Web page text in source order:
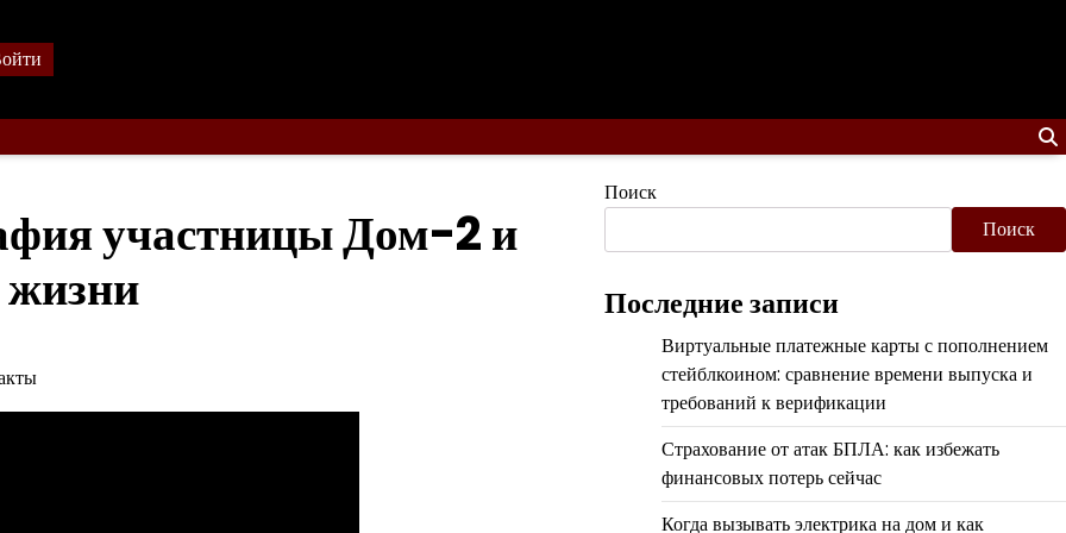
участницы Дом-2 и
Поиск
Поиск
Последние записи
Виртуальные платежные карты с пополнением
стейблкоином: сравнение времени выпуска и
требований к верификации
Страхование от атак БПЛА: как избежать
финансовых потерь сейчас
Когда вызывать электрика на дом и как